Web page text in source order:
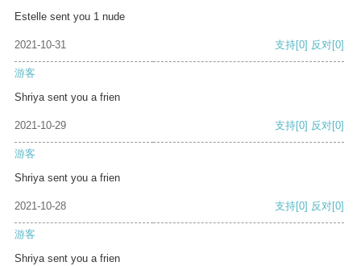
Estelle sent you 1 nude
2021-10-31 支持[0] 反对[0]
游客
Shriya sent you a frien
2021-10-29 支持[0] 反对[0]
游客
Shriya sent you a frien
2021-10-28 支持[0] 反对[0]
游客
Shriya sent you a frien